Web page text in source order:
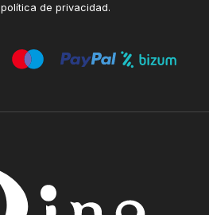
política de privacidad.